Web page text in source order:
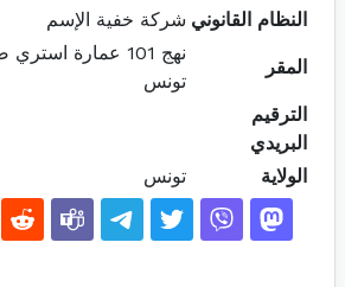
النظام القانوني شركة خفية الإسم
المقر
نهج 101 عمارة
تونس
الترقيم
البريدي
الولاية
تونس